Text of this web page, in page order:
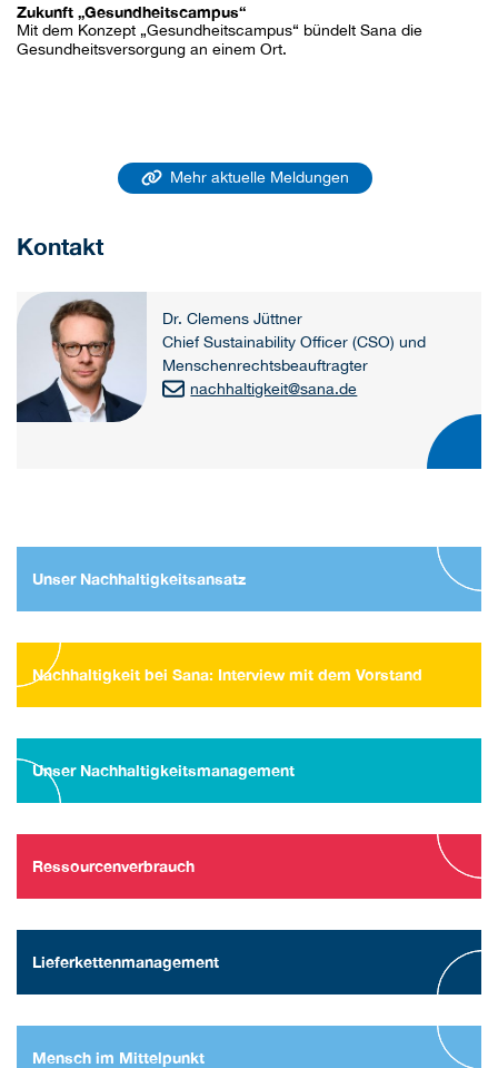
Zukunft „Gesundheitscampus“
Mit dem Konzept „Gesundheitscampus“ bündelt Sana die
Gesundheitsversorgung an einem Ort.
Mehr aktuelle Meldungen
Kontakt
Dr. Clemens Jüttner
Chief Sustainability Officer (CSO) und
Menschenrechtsbeauftragter
nachhaltigkeit@sana.de
Unser Nachhaltigkeitsansatz
Nachhaltigkeit bei Sana: Interview mit dem Vorstand
Unser Nachhaltigkeitsmanagement
Ressourcenverbrauch
Lieferkettenmanagement
Mensch im Mittelpunkt